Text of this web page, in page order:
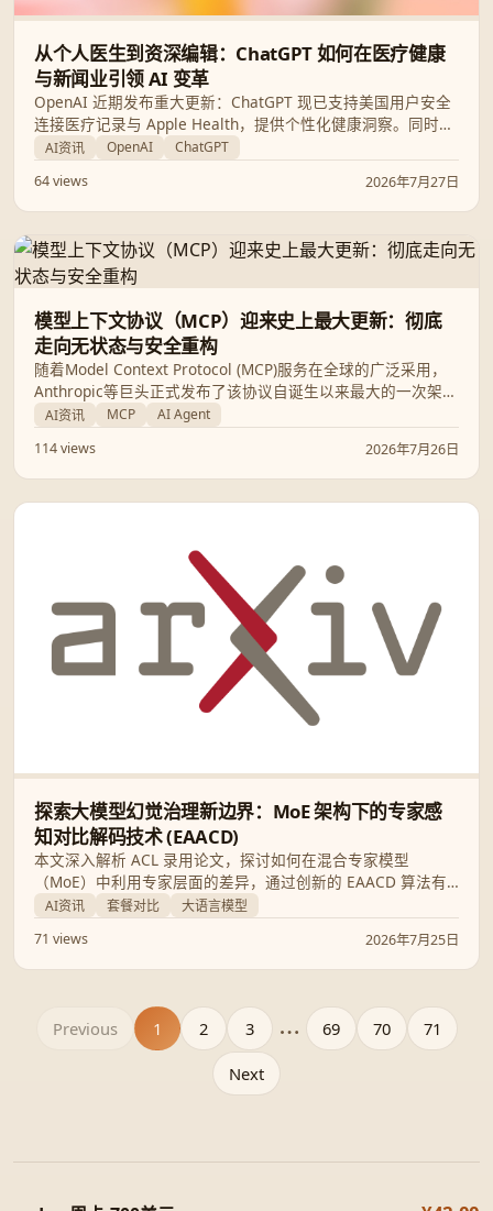
从个人医生到资深编辑：ChatGPT 如何在医疗健康
与新闻业引领 AI 变革
OpenAI 近期发布重大更新：ChatGPT 现已支持美国用户安全
连接医疗记录与 Apple Health，提供个性化健康洞察。同时，
全球顶级新闻机构正利用 OpenAI 技术深耕报道并优化运营。
生活与工作方式。
AI资讯 OpenAI
ChatGPT
64 views
2026年7月27日
模型上下文协议（MCP）迎来史上最大更新：彻底
走向无状态与安全重构
随着Model Context Protocol (MCP)服务在全球的广泛采用，
Anthropic等巨头正式发布了该协议自诞生以来最大的一次架构
规格更新（2026-07-28）。本次更新核心在于通过“无状态化”
全边界。
AI资讯 MCP
AI Agent
114 views
2026年7月26日
探索大模型幻觉治理新边界：MoE 架构下的专家感
知对比解码技术 (EAACD)
本文深入解析 ACL 录用论文，探讨如何在混合专家模型
（MoE）中利用专家层面的差异，通过创新的 EAACD 算法有
效缓解大语言模型的幻觉问题，提升问答准确性。
AI资讯 套餐对比
大语言模型
71 views
2026年7月25日
Previous 1 2 3 ... 69 70 71
Next